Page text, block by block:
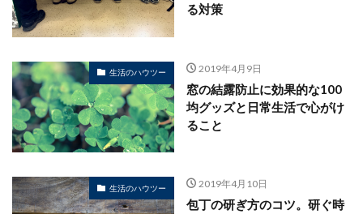
る対策
生活のハウツー 2019年4月9日
窓の結露防止に効果的な100
均グッズと日常生活で心がけ
ること
生活のハウツー 2019年4月10日
包丁の研ぎ方のコツ。研ぐ時